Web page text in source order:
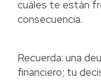
cuáles te están
consecuencia.
Recuerda: una
financiero; tu